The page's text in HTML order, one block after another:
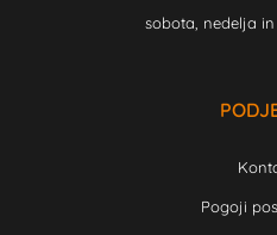
sobota, nedelja
Pogoji